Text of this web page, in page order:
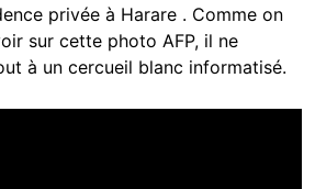
privée à Harare . Comme on
sur cette photo AFP, il ne
à un cercueil blanc informatisé.